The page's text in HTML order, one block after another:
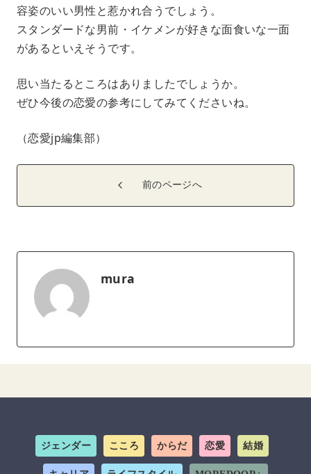
容姿のいい男性と惹かれ合うでしょう。
スタンダードな男前・イケメンが好きな面食いな一面
があるといえそうです。
思い当たるところはありましたでしょうか。
ぜひ今後の恋愛の参考にしてみてくださいね。
（恋愛jp編集部）
前のページへ
mura
ジェンダー こころ からだ 恋愛 結婚